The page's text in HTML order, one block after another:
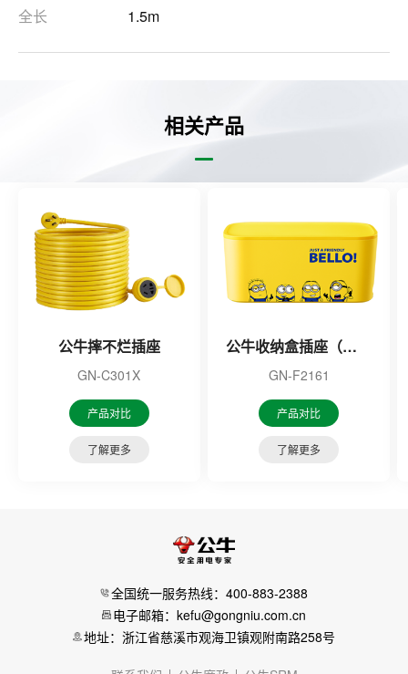
全长 1.5m
相关产品
公牛摔不烂插座
GN-C301X
产品对比
了解更多
公牛收纳盒插座（小黄人联名系列）
GN-F2161
产品对比
了解更多
全国统一服务热线：400-883-2388
电子邮箱：kefu@gongniu.com.cn
地址：浙江省慈溪市观海卫镇观附南路258号